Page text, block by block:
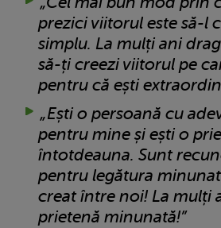
prezici viitorul este să-l
simplu. La mulți ani
să-ți creezi viitorul pe
pentru că ești
„Ești o persoană cu
pentru mine și ești o
întotdeauna. Sunt
pentru legătura
creat între noi! La mulți
prietenă minunată!”